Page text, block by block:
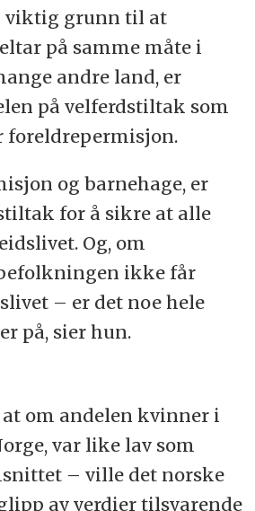
viktig grunn til at
på samme måte i
andre land, er
på velferdstiltak som
foreldrepermisjon.
og barnehage, er
for å sikre at alle
Og, om
ikke får
– er det noe hele
på, sier hun.
om andelen kvinner i
var like lav som
– ville det norske
av verdier tilsvarende